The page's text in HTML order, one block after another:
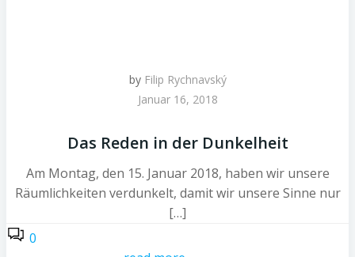
by Filip Rychnavský
Januar 16, 2018
Das Reden in der Dunkelheit
Am Montag, den 15. Januar 2018, haben wir unsere
Räumlichkeiten verdunkelt, damit wir unsere Sinne nur
[…]
0